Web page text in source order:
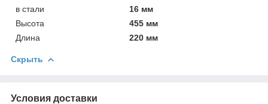
в стали
16 мм
Высота
455 мм
Длина
220 мм
Скрыть
Условия доставки